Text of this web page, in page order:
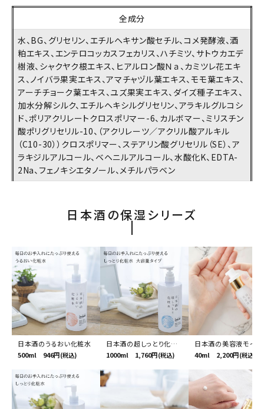
close
キーワードから探す
search
酒質
濃淡度
甘辛度
価格から探す
円 ～ 円
検索
全成分
水、BG、グリセリン、エチルヘキサン酸セチル、コメ発酵液、酒
粕エキス、エンテロコッカスフェカリス、ハチミツ、サトウカエデ
樹液、シャクヤク根エキス、ヒアルロン酸Ｎａ、カミツレ花エキ
ス、ノイバラ果実エキス、アマチャヅル葉エキス、モモ葉エキス、
アーチチョーク葉エキス、ユズ果実エキス、ダイズ種子エキス、
加水分解シルク、エチルヘキシルグリセリン、アラキルグルコシ
ド、ポリアクリレートクロスポリマー-6、カルボマー、ミリスチン
酸ポリグリセリル-10、（アクリレーツ／アクリル酸アルキル
（C10-30））クロスポリマー、ステアリン酸グリセリル（SE）、ア
ラキジルアルコール、ベヘニルアルコール、水酸化K、EDTA-
2Na、フェノキシエタノール、メチルパラベン
日本酒の保湿シリーズ
日本酒のうるおい化粧水
500ml 946円(税込)
日本酒の超しっとり化粧
水
1000ml 1,760円(税込)
日本酒の美容液モイス
40ml 2,200円(税込)